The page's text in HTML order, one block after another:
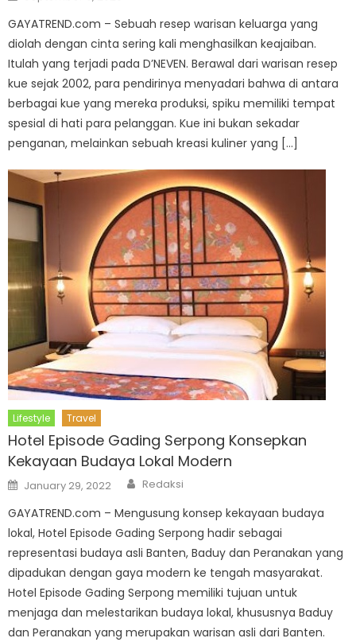
GAYATREND.com – Sebuah resep warisan keluarga yang
diolah dengan cinta sering kali menghasilkan keajaiban.
Itulah yang terjadi pada D’NEVEN. Berawal dari warisan resep
kue sejak 2002, para pendirinya menyadari bahwa di antara
berbagai kue yang mereka produksi, spiku memiliki tempat
spesial di hati para pelanggan. Kue ini bukan sekadar
penganan, melainkan sebuah kreasi kuliner yang […]
Lifestyle Travel
Hotel Episode Gading Serpong Konsepkan
Kekayaan Budaya Lokal Modern
Posted
on
January 29, 2022 Author
Redaksi
GAYATREND.com – Mengusung konsep kekayaan budaya
lokal, Hotel Episode Gading Serpong hadir sebagai
representasi budaya asli Banten, Baduy dan Peranakan yang
dipadukan dengan gaya modern ke tengah masyarakat.
Hotel Episode Gading Serpong memiliki tujuan untuk
menjaga dan melestarikan budaya lokal, khususnya Baduy
dan Peranakan yang merupakan warisan asli dari Banten.